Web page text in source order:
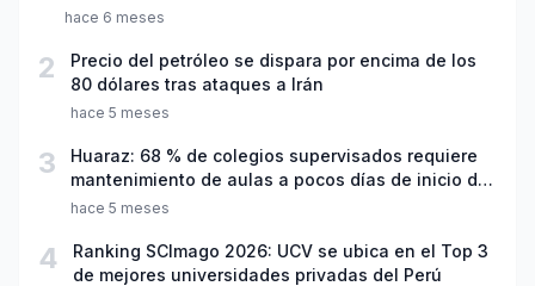
hace 6 meses
2
Precio del petróleo se dispara por encima de los
80 dólares tras ataques a Irán
hace 5 meses
3
Huaraz: 68 % de colegios supervisados requiere
mantenimiento de aulas a pocos días de inicio del
año escolar 2026
hace 5 meses
4
Ranking SCImago 2026: UCV se ubica en el Top 3
de mejores universidades privadas del Perú